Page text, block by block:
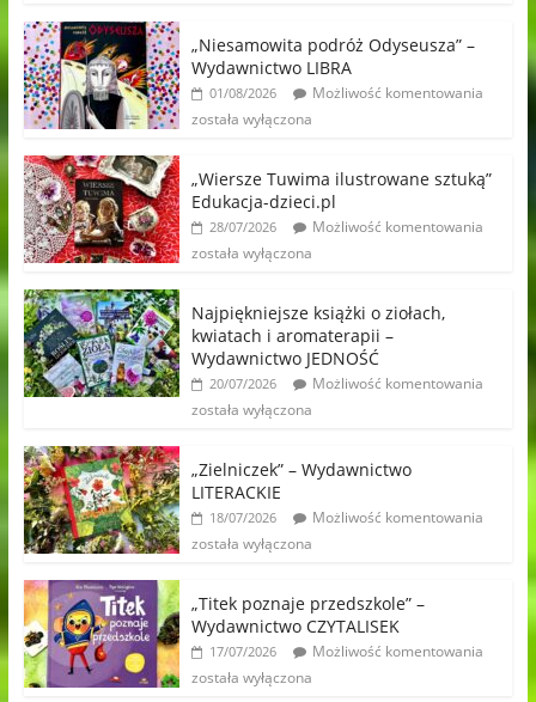
„Niesamowita podróż Odyseusza” –
Wydawnictwo LIBRA
01/08/2026
Możliwość komentowania
została wyłączona
„Wiersze Tuwima ilustrowane sztuką”
Edukacja-dzieci.pl
28/07/2026
Możliwość komentowania
została wyłączona
Najpiękniejsze książki o ziołach,
kwiatach i aromaterapii –
Wydawnictwo JEDNOŚĆ
20/07/2026
Możliwość komentowania
została wyłączona
„Zielniczek” – Wydawnictwo
LITERACKIE
18/07/2026
Możliwość komentowania
została wyłączona
„Titek poznaje przedszkole” –
Wydawnictwo CZYTALISEK
17/07/2026
Możliwość komentowania
została wyłączona